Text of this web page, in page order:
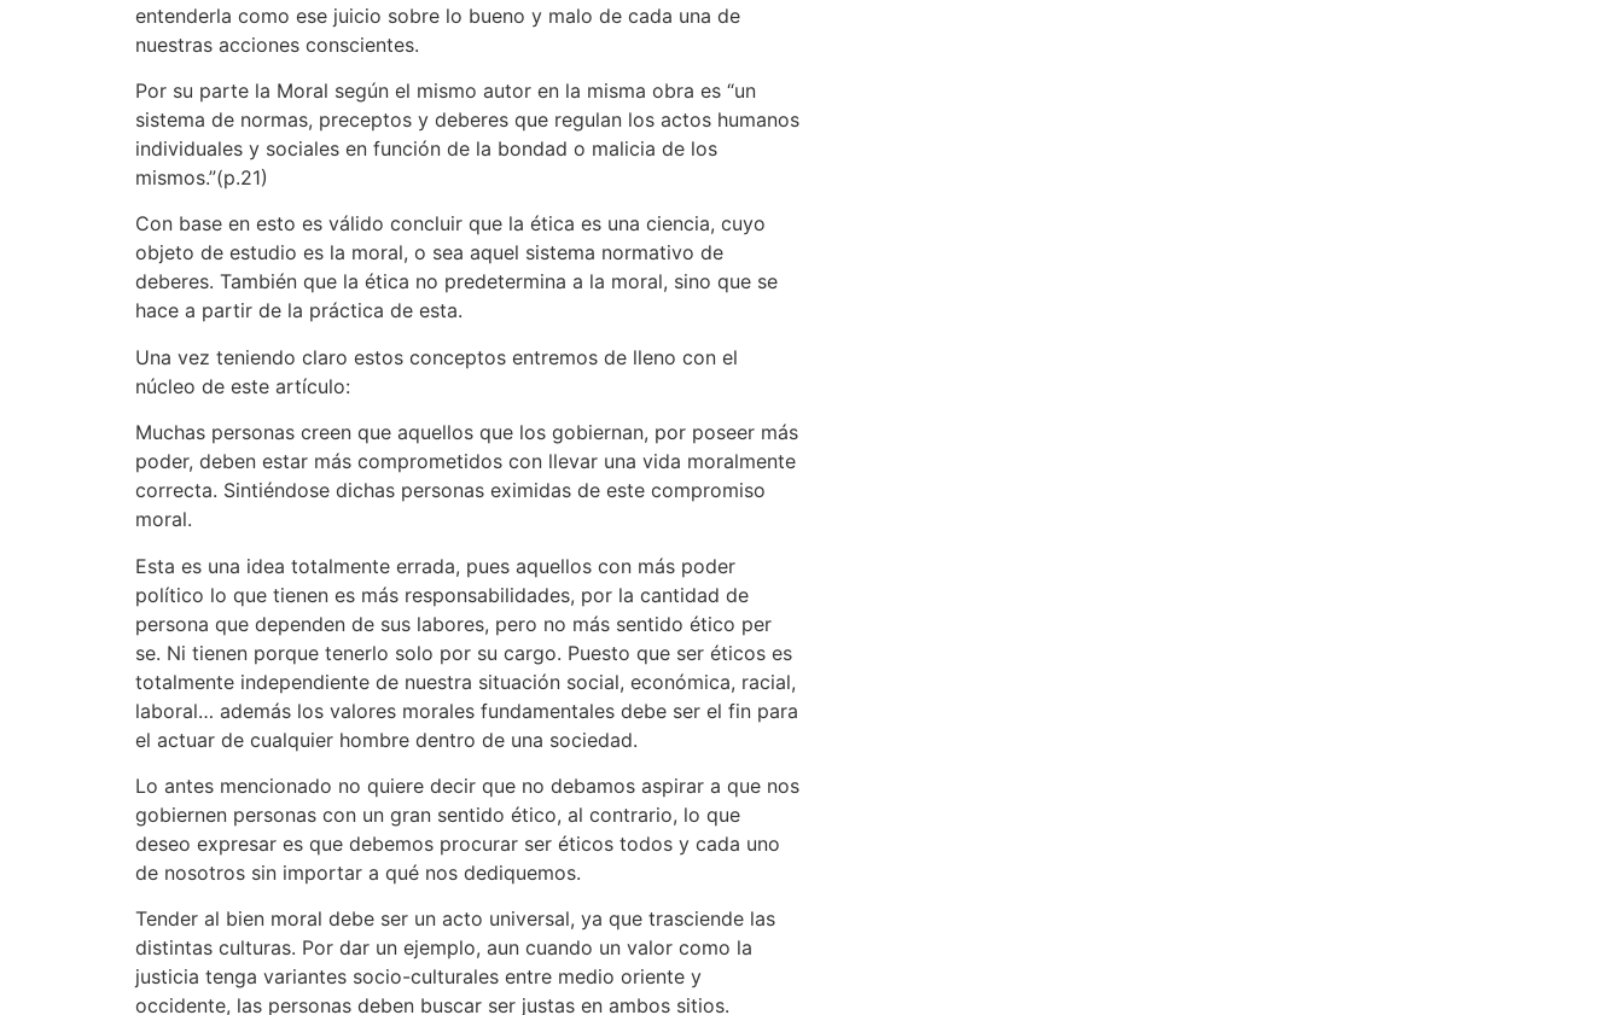
entenderla como ese juicio sobre lo bueno y malo de cada una de
nuestras acciones conscientes.
Por su parte la Moral según el mismo autor en la misma obra es “un
sistema de normas, preceptos y deberes que regulan los actos humanos
individuales y sociales en función de la bondad o malicia de los
mismos.”(p.21)
Con base en esto es válido concluir que la ética es una ciencia, cuyo
objeto de estudio es la moral, o sea aquel sistema normativo de
deberes. También que la ética no predetermina a la moral, sino que se
hace a partir de la práctica de esta.
Una vez teniendo claro estos conceptos entremos de lleno con el
núcleo de este artículo:
Muchas personas creen que aquellos que los gobiernan, por poseer más
poder, deben estar más comprometidos con llevar una vida moralmente
correcta. Sintiéndose dichas personas eximidas de este compromiso
moral.
Esta es una idea totalmente errada, pues aquellos con más poder
político lo que tienen es más responsabilidades, por la cantidad de
persona que dependen de sus labores, pero no más sentido ético per
se. Ni tienen porque tenerlo solo por su cargo. Puesto que ser éticos es
totalmente independiente de nuestra situación social, económica, racial,
laboral… además los valores morales fundamentales debe ser el fin para
el actuar de cualquier hombre dentro de una sociedad.
Lo antes mencionado no quiere decir que no debamos aspirar a que nos
gobiernen personas con un gran sentido ético, al contrario, lo que
deseo expresar es que debemos procurar ser éticos todos y cada uno
de nosotros sin importar a qué nos dediquemos.
Tender al bien moral debe ser un acto universal, ya que trasciende las
distintas culturas. Por dar un ejemplo, aun cuando un valor como la
justicia tenga variantes socio-culturales entre medio oriente y
occidente, las personas deben buscar ser justas en ambos sitios.